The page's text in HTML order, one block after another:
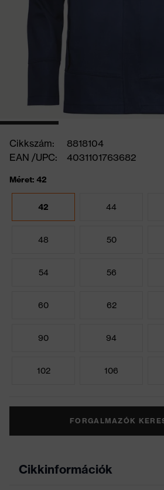
Cikkszám:
8818104
EAN /UPC:
4031101763682
Méret: 42
42 44
48 50
54 56
60 62
90 94
102 106
FORGALMAZÓK
Cikkinformációk